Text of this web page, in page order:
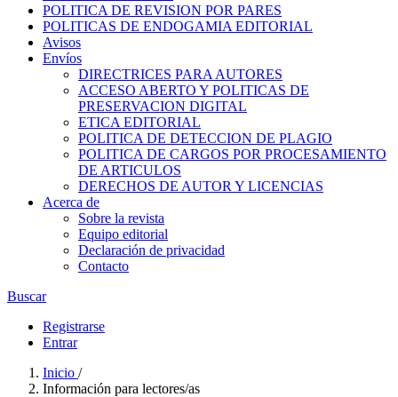
POLITICA DE REVISION POR PARES
POLITICAS DE ENDOGAMIA EDITORIAL
Avisos
Envíos
DIRECTRICES PARA AUTORES
ACCESO ABERTO Y POLITICAS DE
PRESERVACION DIGITAL
ETICA EDITORIAL
POLITICA DE DETECCION DE PLAGIO
POLITICA DE CARGOS POR PROCESAMIENTO
DE ARTICULOS
DERECHOS DE AUTOR Y LICENCIAS
Acerca de
Sobre la revista
Equipo editorial
Declaración de privacidad
Contacto
Buscar
Registrarse
Entrar
Inicio /
Información para lectores/as